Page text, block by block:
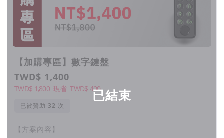
已結束
【加購專區】數字鍵盤
TWD$ 1,400
TWD$ 1,800 現省 TWD$ 400
已被贊助 次
【方案內容】